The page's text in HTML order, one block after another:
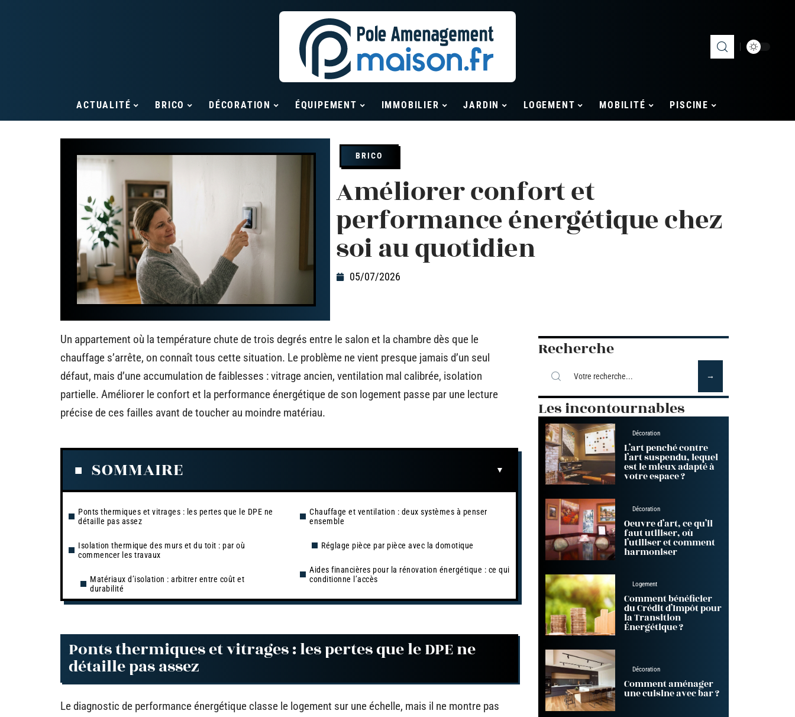
ACTUALITÉ BRICO DÉCORATION ÉQUIPEMENT IMMOBILIER JARDIN LOGEMENT MOBILITÉ PISCINE
BRICO
Améliorer confort et
performance énergétique chez
soi au quotidien
05/07/2026
Un appartement où la température chute de trois degrés entre le salon et la chambre dès que le
chauffage s’arrête, on connaît tous cette situation. Le problème ne vient presque jamais d’un seul
défaut, mais d’une accumulation de faiblesses : vitrage ancien, ventilation mal calibrée, isolation
partielle. Améliorer le confort et la performance énergétique de son logement passe par une lecture
précise de ces failles avant de toucher au moindre matériau.
SOMMAIRE
Ponts thermiques et vitrages : les pertes que le DPE ne
détaille pas assez
Isolation thermique des murs et du toit : par où
commencer les travaux
Matériaux d’isolation : arbitrer entre coût et
durabilité
Chauffage et ventilation : deux systèmes à penser
ensemble
Réglage pièce par pièce avec la domotique
Aides financières pour la rénovation énergétique : ce qui
conditionne l’accès
Ponts thermiques et vitrages : les pertes que le DPE ne
détaille pas assez
Le diagnostic de performance énergétique classe le logement sur une échelle, mais il ne montre pas
Recherche
Les incontournables
Décoration
L’art penché contre
l’art suspendu, lequel
est le mieux adapté à
votre espace ?
Décoration
Oeuvre d’art, ce qu’il
faut utiliser, où
l’utiliser et comment
harmoniser
Logement
Comment bénéficier
du Crédit d’Impôt pour
la Transition
Énergétique ?
Décoration
Comment aménager
une cuisine avec bar ?